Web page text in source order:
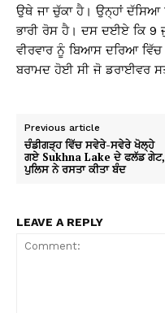
ਉਥੇ ਜਾ ਚੁੱਕਾ ਹੈ। ਉਨ੍ਹਾਂ ਦੱਸਿਆ
ਭਾਰੀ ਰੋਸ ਹੈ। ਦਸ ਦਈਏ ਕਿ 9
ਵੀਰਵਾਰ ਨੂੰ ਬਿਆਸ ਦਰਿਆ ਵਿੱਚ
ਬਰਾਮਦ ਹੋਈ ਸੀ ਜੋ ਡਰਾਈਵਰ
Previous article
ਚੰਡੀਗੜ੍ਹ ਵਿੱਚ ਸਵੇਰੇ-ਸਵੇਰੇ ਖੋਲ੍ਹੇ
ਗਏ Sukhna Lake ਦੇ ਫਲੱਡ ਗੇਟ,
ਪੁਲਿਸ ਨੇ ਰਸਤਾ ਕੀਤਾ ਬੰਦ
LEAVE A REPLY